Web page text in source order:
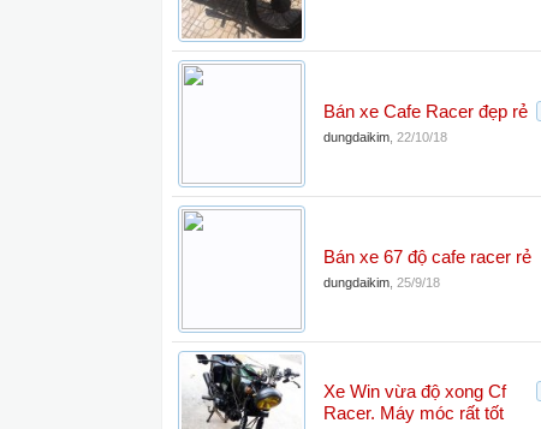
Bán xe Cafe Racer đẹp rẻ
dungdaikim 22/10/18
Bán xe 67 độ cafe racer rẻ
dungdaikim 25/9/18
Xe Win vừa độ xong Cf
Racer. Máy móc rất tốt